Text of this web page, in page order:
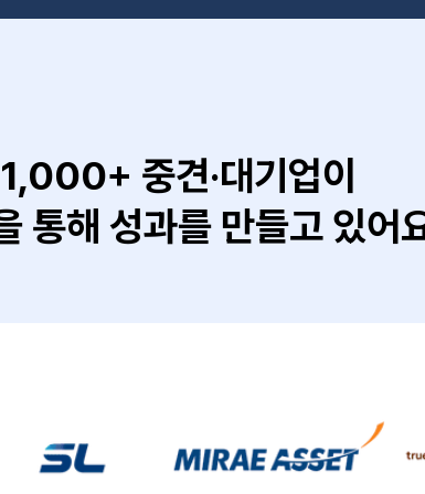
1,000+ 중견·대기업이
통해 성과를 만들고 있어